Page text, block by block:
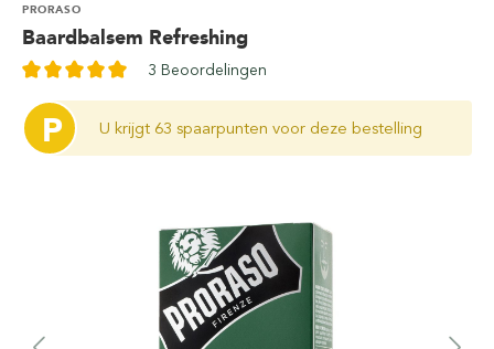
Baardbalsem Refreshing
PRORASO
3 Beoordelingen
P U krijgt 63 spaarpunten voor deze bestelling